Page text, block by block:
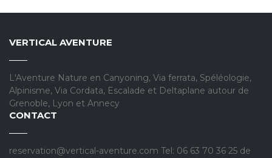
VERTICAL AVENTURE
L'Aventure Nature en Canyoning, Via ferrata, Spéléologie,
Alpinisme, Via Cordata, Escalade et Deltaplane autour de
Grenoble, Lyon et Annecy
CONTACT
reservation@vertical-aventure.com Tel: 06 63 70 36 25 de